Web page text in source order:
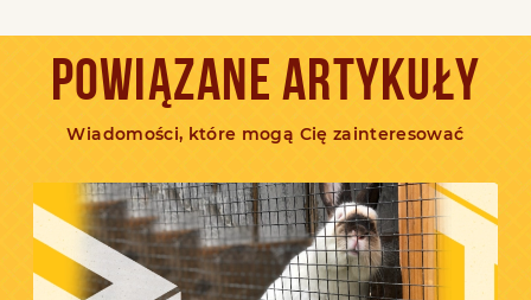
POWIĄZANE ARTYKUŁY
Wiadomości, które mogą Cię zainteresować